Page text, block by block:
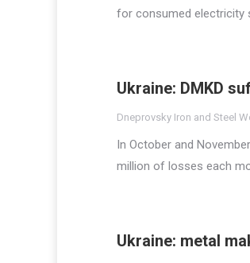
for consumed electricity
Ukraine: DMKD
Dneprovsky Iron and Steel
In October and
million of losses each
Ukraine: metal